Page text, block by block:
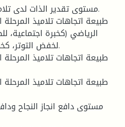
الرياضي (كخبرة اجتماعية،
لخفض التوتر،